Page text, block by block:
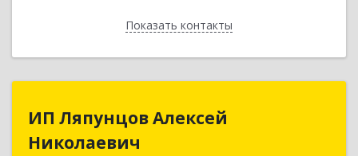
Показать контакты
Назад
ИП Ляпунцов Алексей
Николаевич
ИП Ляпунцов Алексей
Николаевич